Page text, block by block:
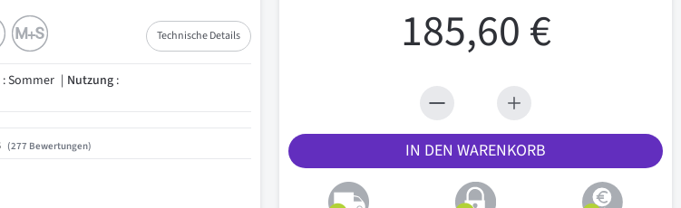
Technische Details
: Sommer Nutzung:
277 Bewertungen
185,60 €
IN DEN WARENKORB